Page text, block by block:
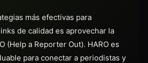
más efectivas para
de calidad es aprovechar la
(Help a Reporter Out). HARO es
para conectar a periodistas y